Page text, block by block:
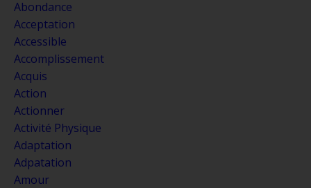
Abondance
Acceptation
Accessible
Accomplissement
Acquis
Action
Actionner
Activité Physique
Adaptation
Adpatation
Amour